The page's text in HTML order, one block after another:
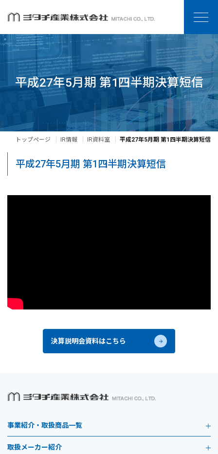
平成27年5月期 第1四半期決算短信
トップページ IR情報 IR資料室 平成27年5月期 第1四半期決算短信
平成27年5月期 第1四半期決算短信
決算説明会資料はこちら
事業紹介・取扱商品一覧
取扱メーカー紹介